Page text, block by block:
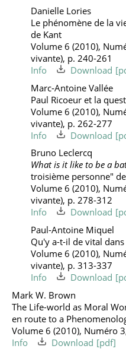
Danielle Lories
Le phénomène de la
de Kant
Volume 6 (2010),
vivante), p. 240-261
Info
Download
Marc-Antoine Vallée
Paul Ricoeur et la
Volume 6 (2010),
vivante), p. 262-277
Info
Download
Bruno Leclercq
What is it like to be a
troisième personne"
Volume 6 (2010),
vivante), p. 278-312
Info
Download
Paul-Antoine Miquel
Qu'y a-t-il de vital
Volume 6 (2010),
vivante), p. 313-337
Info
Download
Mark W. Brown
The Life-world as Moral
en route to a
Volume 6 (2010), Numéro
Info
Download